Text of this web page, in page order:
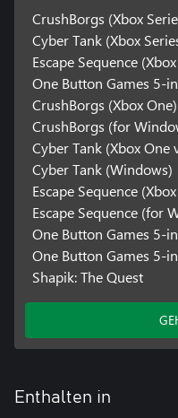
CrushBorgs (Xbox
Cyber Tank (Xbox
Escape Sequence
One Button Games 5-
CrushBorgs (Xbox One)
CrushBorgs (for
Cyber Tank (Xbox One
Cyber Tank (Windows)
Escape Sequence
Escape Sequence (for
One Button Games 5-
One Button Games 5-
Shapik: The Quest
Enthalten in